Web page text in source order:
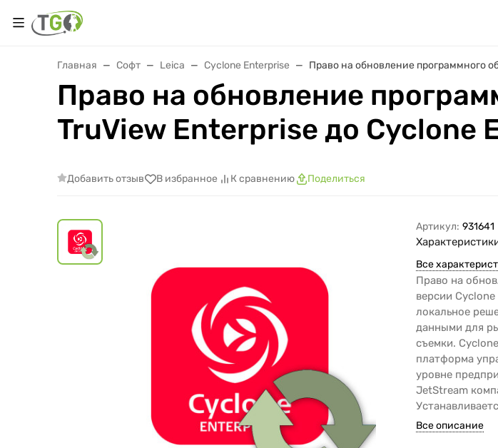
Главная Софт Leica Cyclone Enterprise Право на обновление программного
Право на обновление
TruView Enterprise до Cyclone
Добавить отзыв В избранное К сравнению Поделиться
Артикул: 931641
Все
Право на
версии
локальное
данными для
съемки.
платформа
уровне
JetStream
Все описание